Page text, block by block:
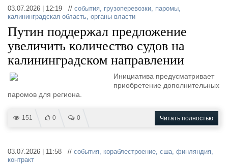
03.07.2026 | 12:19 // события, грузоперевозки, паромы,
калининградская область, органы власти
Путин поддержал предложение
увеличить количество судов на
калининградском направлении
Инициатива предусматривает
приобретение дополнительных
паромов для региона.
151 0 0 Читать полностью
03.07.2026 | 11:58 // события, кораблестроение, сша, финляндия,
контракт